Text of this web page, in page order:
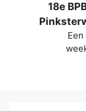
18e